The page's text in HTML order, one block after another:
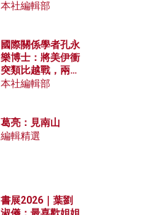
合作有望拿下七成
本社編輯部
國際關係學者孔永
樂博士：將美伊衝
突類比越戰，兩者
有何異同？中國崛
本社編輯部
葛亮：見南山
編輯精選
書展2026｜葉劉